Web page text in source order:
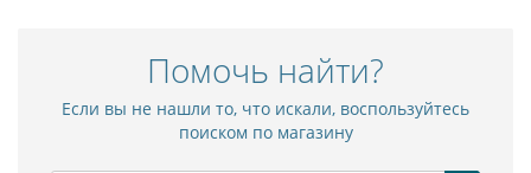
Помочь найти?
Если вы не нашли то, что искали, воспользуйтесь
поиском по магазину